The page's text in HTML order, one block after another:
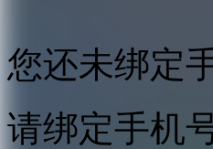
您还未绑定
请绑定手机